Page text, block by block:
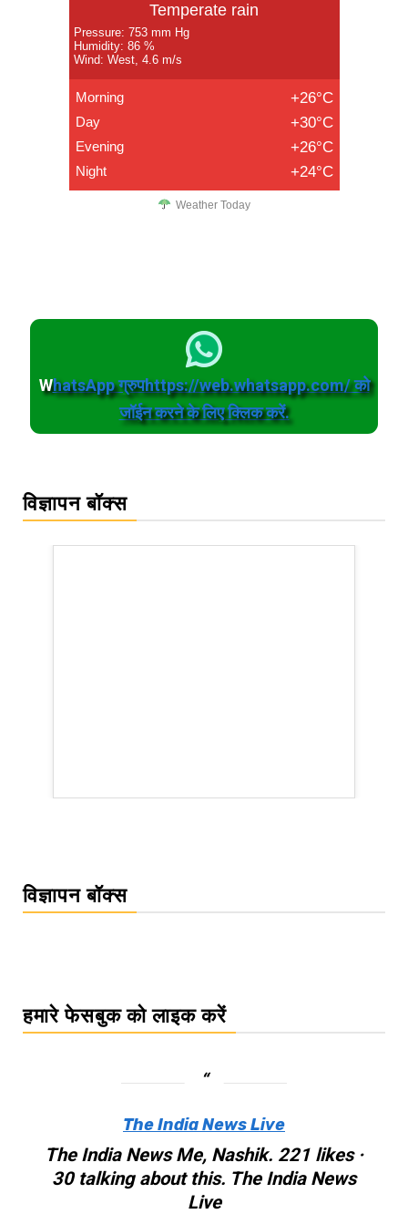
Temperate rain
Pressure: 753 mm Hg
Humidity: 86 %
Wind: West, 4.6 m/s
Morning +26°C
Day +30°C
Evening +26°C
Night +24°C
Weather Today
WhatsApp ग्रुपhttps://web.whatsapp.com/ को
जॉईन करने के लिए क्लिक करें.
विज्ञापन बॉक्स
विज्ञापन बॉक्स
हमारे फेसबुक को लाइक करें
The India News Live
The India News Me, Nashik. 221 likes ·
30 talking about this. The India News
Live